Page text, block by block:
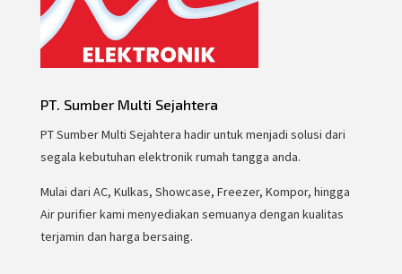
PT. Sumber Multi Sejahtera
PT Sumber Multi Sejahtera hadir untuk menjadi solusi dari
segala kebutuhan elektronik rumah tangga anda.
Mulai dari AC, Kulkas, Showcase, Freezer, Kompor, hingga
Air purifier kami menyediakan semuanya dengan kualitas
terjamin dan harga bersaing.